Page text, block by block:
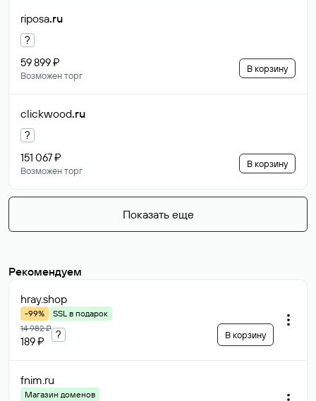
riposa.ru
?
59 899 ₽
Возможен торг
В корзину
clickwood.ru
?
151 067 ₽
Возможен торг
В корзину
Показать еще
Рекомендуем
hray.shop
-99%
SSL в подарок
14 982 ₽
189 ₽
? В корзину
fnim.ru
Магазин доменов